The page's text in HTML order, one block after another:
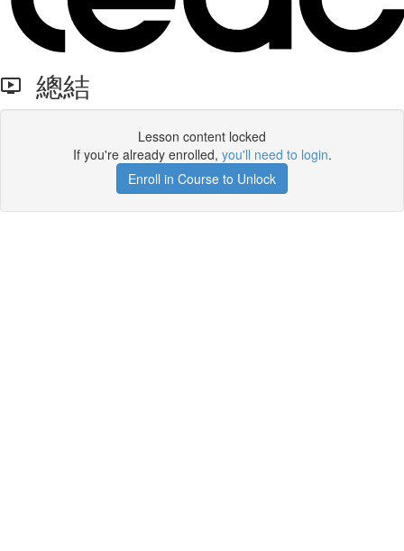
總結
Lesson content locked
If you're already enrolled, you'll need to login.
Enroll in Course to Unlock